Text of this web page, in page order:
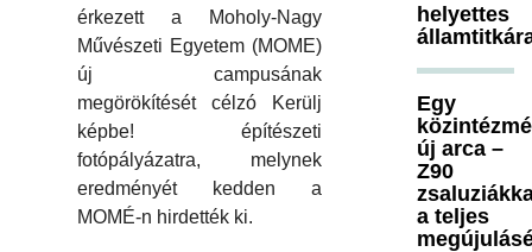
érkezett a Moholy-Nagy
Művészeti Egyetem (MOME)
új campusának
megörökítését célzó Kerülj
képbe! építészeti
fotópályázatra, melynek
eredményét kedden a
MOMÉ-n hirdették ki.
helyettes
Egy
új arca –
Z90
a teljes